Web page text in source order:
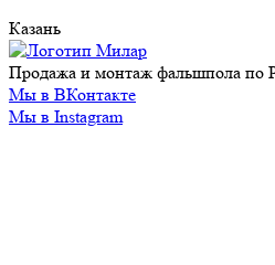
Казань
Продажа и монтаж фальшпола по
Мы в ВКонтакте
Мы в Instagram